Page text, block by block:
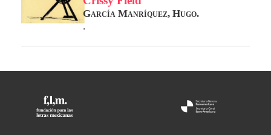
García Manríquez, Hugo.
.